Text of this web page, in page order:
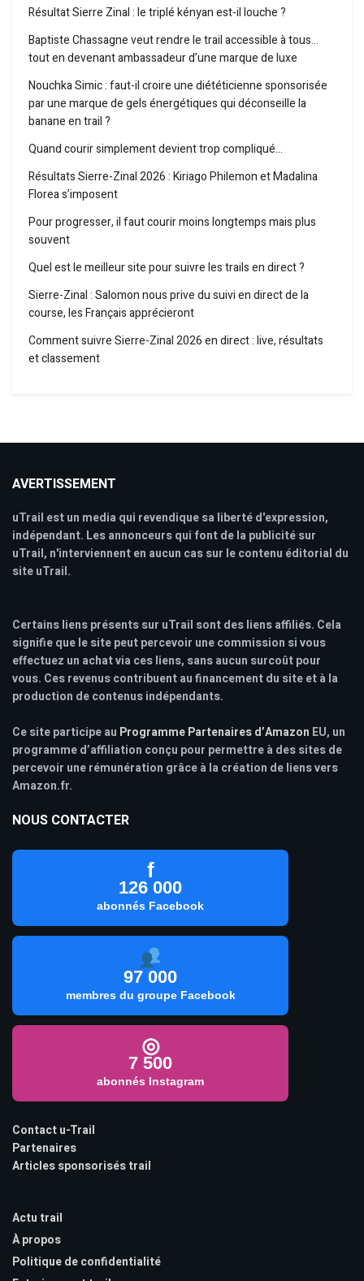
Résultat Sierre Zinal : le triplé kényan est-il louche ?
Baptiste Chassagne veut rendre le trail accessible à tous…
tout en devenant ambassadeur d’une marque de luxe
Nouchka Simic : faut-il croire une diététicienne sponsorisée
par une marque de gels énergétiques qui déconseille la
banane en trail ?
Quand courir simplement devient trop compliqué…
Résultats Sierre-Zinal 2026 : Kiriago Philemon et Madalina
Florea s’imposent
Pour progresser, il faut courir moins longtemps mais plus
souvent
Quel est le meilleur site pour suivre les trails en direct ?
Sierre-Zinal : Salomon nous prive du suivi en direct de la
course, les Français apprécieront
Comment suivre Sierre-Zinal 2026 en direct : live, résultats
et classement
AVERTISSEMENT
uTrail est un media qui revendique sa liberté d'expression,
indépendant. Les annonceurs qui font de la publicité sur
uTrail, n'interviennent en aucun cas sur le contenu éditorial du
site uTrail.
Certains liens présents sur uTrail sont des liens affiliés. Cela
signifie que le site peut percevoir une commission si vous
effectuez un achat via ces liens, sans aucun surcoût pour
vous. Ces revenus contribuent au financement du site et à la
production de contenus indépendants.
Ce site participe au Programme Partenaires d’Amazon EU, un
programme d’affiliation conçu pour permettre à des sites de
percevoir une rémunération grâce à la création de liens vers
Amazon.fr.
NOUS CONTACTER
f
126 000
abonnés Facebook
97 000
membres du groupe Facebook
◎
7 500
abonnés Instagram
Contact u-Trail
Partenaires
Articles sponsorisés trail
Actu trail
À propos
Politique de confidentialité